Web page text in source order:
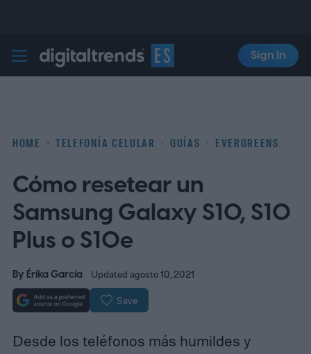
Digital Trends Español
Sign In
HOME TELEFONÍA CELULAR GUÍAS EVERGREENS
Cómo resetear un
Samsung Galaxy S10, S10
Plus o S10e
By Érika García Updated agosto 10, 2021
Save
Desde los teléfonos más humildes y